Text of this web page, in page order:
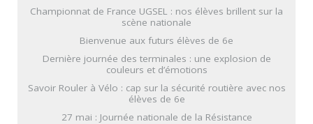
Championnat de France UGSEL : nos élèves brillent sur la
scène nationale
Bienvenue aux futurs élèves de 6e
Dernière journée des terminales : une explosion de
couleurs et d’émotions
Savoir Rouler à Vélo : cap sur la sécurité routière avec nos
élèves de 6e
27 mai : Journée nationale de la Résistance